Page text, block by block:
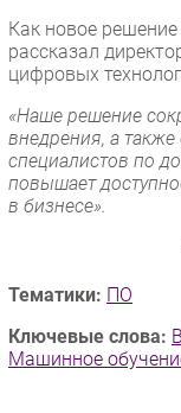
Как новое
рассказал
цифровых
«Наше решение
внедрения, а
специалистов по
повышает
в бизнесе».
Тематики: ПО
Ключевые слова:
Машинное